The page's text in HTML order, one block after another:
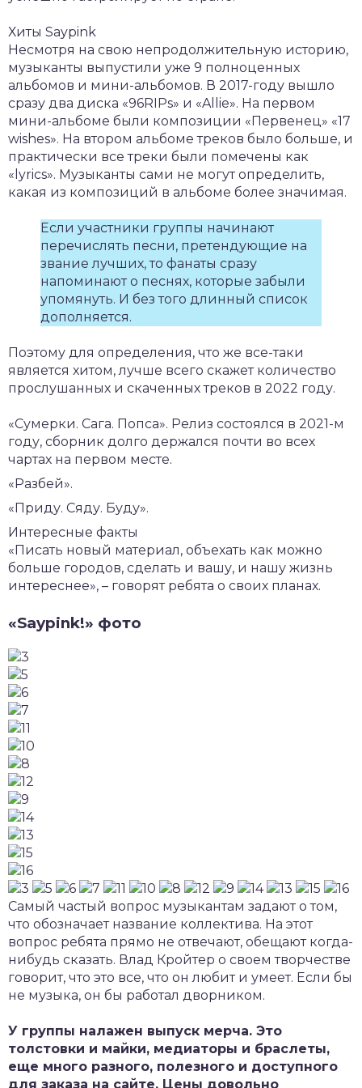
Хиты Saypink
Несмотря на свою непродолжительную историю,
музыканты выпустили уже 9 полноценных
альбомов и мини-альбомов. В 2017-году вышло
сразу два диска «96RIPs» и «Allie». На первом
мини-альбоме были композиции «Первенец» «17
wishes». На втором альбоме треков было больше, и
практически все треки были помечены как
«lyrics». Музыканты сами не могут определить,
какая из композиций в альбоме более значимая.
Если участники группы начинают
перечислять песни, претендующие на
звание лучших, то фанаты сразу
напоминают о песнях, которые забыли
упомянуть. И без того длинный список
дополняется.
Поэтому для определения, что же все-таки
является хитом, лучше всего скажет количество
прослушанных и скаченных треков в 2022 году.
«Сумерки. Сага. Попса». Релиз состоялся в 2021-м
году, сборник долго держался почти во всех
чартах на первом месте.
«Разбей».
«Приду. Сяду. Буду».
Интересные факты
«Писать новый материал, объехать как можно
больше городов, сделать и вашу, и нашу жизнь
интереснее», – говорят ребята о своих планах.
«Saypink!» фото
Самый частый вопрос музыкантам задают о том,
что обозначает название коллектива. На этот
вопрос ребята прямо не отвечают, обещают когда-
нибудь сказать. Влад Кройтер о своем творчестве
говорит, что это все, что он любит и умеет. Если бы
не музыка, он бы работал дворником.
У группы налажен выпуск мерча. Это
толстовки и майки, медиаторы и браслеты,
еще много разного, полезного и доступного
для заказа на сайте. Цены довольно